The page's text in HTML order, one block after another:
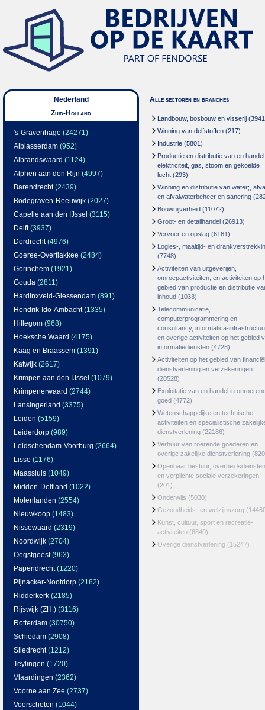
Nederland
Zuid-Holland
's-Gravenhage (24271)
Alblasserdam (952)
Albrandswaard (1124)
Alphen aan den Rijn (4997)
Barendrecht(2439)
Bodegraven-Reeuwijk (2027)
Capelle aan den IJssel (3115)
Delft(3937)
Dordrecht(4976)
Goeree-Overflakkee (2484)
Gorinchem (1921)
Gouda (2811)
Hardinxveld-Giessendam (891)
Hendrik-Ido-Ambacht(1335)
Hillegom (968)
Hoeksche Waard (4175)
Kaag en Braassem (1391)
Katwijk (2617)
Krimpen aan den IJssel (1079)
Krimpenerwaard (2744)
Lansingerland (3375)
Leiden (5159)
Leiderdorp (989)
Leidschendam-Voorburg (2664)
Lisse (1176)
Maassluis (1049)
Midden-Delfland (1022)
Molenlanden (2554)
Nieuwkoop (1483)
Nissewaard (2319)
Noordwijk (2704)
Oegstgeest(963)
Papendrecht(1220)
Pijnacker-Nootdorp (2182)
Ridderkerk (2185)
Rijswijk (ZH.) (3116)
Rotterdam (30750)
Schiedam (2908)
Sliedrecht(1212)
Teylingen (1720)
Vlaardingen (2362)
Voorne aan Zee (2737)
Voorschoten (1044)
Alle sectoren en branches
Landbouw, bosbouw en visserij
Winning van delfstoffen (217)
Industrie (5801)
Productie en distributie van en
elektriciteit, gas, stoom en gekoelde
lucht (293)
Winning en distributie van water;,
en afvalwaterbeheer en sanering
Bouwnijverheid (11072)
Groot- en detailhandel (26913)
Vervoer en opslag (6161)
Logies-, maaltijd- en
(7748)
Activiteiten van uitgeverijen,
omroepactiviteiten, en activiteiten op
gebied van productie en distributie
inhoud (1033)
Telecommunicatie,
computerprogrammering en
consultancy, informatica-
en overige activiteiten op het gebied
informatiediensten (4728)
Activiteiten op het gebied van
dienstverlening en verzekeringen
(20528)
Exploitatie van en handel in
goed (4772)
Wetenschappelijke en technische
activiteiten en specialistische
dienstverlening (22186)
Verhuur van roerende goederen en
overige zakelijke dienstverlening
Openbaar bestuur, overheidsdiensten
en verplichte sociale verzekeringen
(201)
Onderwijs (5030)
Gezondheids- en welzijnszorg
Kunst, cultuur, sport en recreatie-
activiteiten (6840)
Overige dienstverlening (15247)